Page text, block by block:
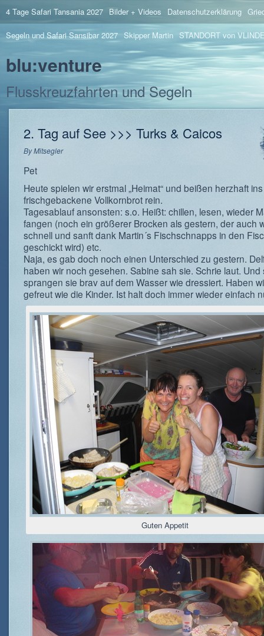
4 Tage Safari Tansania 2027 Bilder + Videos Datenschutzerklärung
Segeln und Safari Sansibar 2027 Skipper Martin STANDORT von
blu:venture
Flusskreuzfahrten und Segeln
2. Tag auf See >>> Turks & Caicos
ByMitsegler
Pet
Heute spielen wir erstmal „Heimat“ und beißen herzhaft ins
frischgebackene Vollkornbrot rein.
Tagesablauf ansonsten: s.o. Heißt: chillen, lesen, wieder
fangen (noch ein größerer Brocken als gestern, der auch
schnell und sanft dank Martin´s Fischschnapps in den
geschickt wird) etc.
Naja, es gab doch noch einen Unterschied zu gestern.
haben wir noch gesehen. Sabine sah sie. Schrie laut. Und
sprangen sie brav auf dem Wasser wie dressiert. Haben
gefreut wie die Kinder. Ist halt doch immer wieder einfach
Guten Appetit